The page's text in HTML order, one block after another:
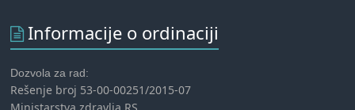
Informacije o ordinaciji
Dozvola za rad:
Rešenje broj 53-00-00251/2015-07
Ministarstva zdravlja RS